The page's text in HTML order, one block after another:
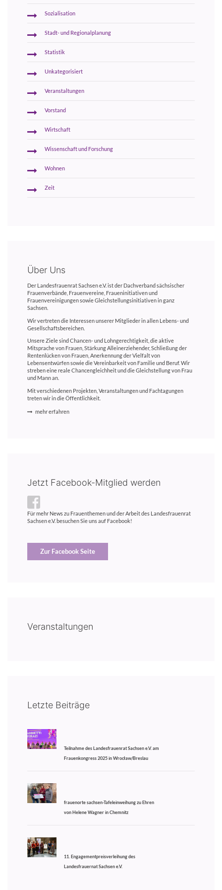
Sozialisation
Stadt- und Regionalplanung
Statistik
Unkategorisiert
Veranstaltungen
Vorstand
Wirtschaft
Wissenschaft und Forschung
Wohnen
Zeit
Über Uns
Der Landesfrauenrat Sachsen e.V. ist der Dachverband sächsischer
Frauenverbände, Frauenvereine, Fraueninitiativen und
Frauenvereinigungen sowie Gleichstellungsinitiativen in ganz
Sachsen.
Wir vertreten die Interessen unserer Mitglieder in allen Lebens- und
Gesellschaftsbereichen.
Unsere Ziele sind Chancen- und Lohngerechtigkeit, die aktive
Mitsprache von Frauen, Stärkung Alleinerziehender, Schließung der
Rentenlücken von Frauen, Anerkennung der Vielfalt von
Lebensentwürfen sowie die Vereinbarkeit von Familie und Beruf. Wir
streben eine reale Chancengleichheit und die Gleichstellung von Frau
und Mann an.
Mit verschiedenen Projekten, Veranstaltungen und Fachtagungen
treten wir in die Öffentlichkeit.
mehr erfahren
Jetzt Facebook-Mitglied werden
Für mehr News zu Frauenthemen und der Arbeit des Landesfrauenrat
Sachsen e.V. besuchen Sie uns auf Facebook!
Zur Facebook Seite
Veranstaltungen
Letzte Beiträge
Teilnahme des Landesfrauenrat Sachsen e.V. am
Frauenkongress 2025 in Wrocław/Breslau
frauenorte sachsen-Tafeleinweihung zu Ehren
von Helene Wagner in Chemnitz
11. Engagementpreisverleihung des
Landesfrauernat Sachsen e.V.